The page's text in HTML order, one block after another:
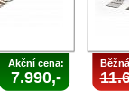
Akční cena:
7.990,-